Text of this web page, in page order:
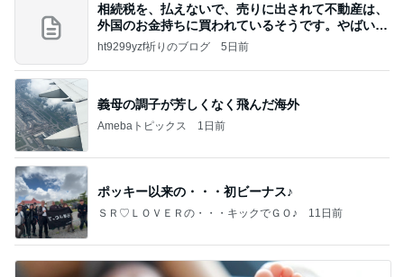
相続税を、払えないで、売りに出されて不動産は、
外国のお金持ちに買われているそうです。やばいで
すよ
ht9299yzf祈りのブログ 5日前
義母の調子が芳しくなく飛んだ海外
Amebaトピックス 1日前
ポッキー以来の・・・初ビーナス♪
ＳＲ♡ＬＯＶＥＲの・・・キックでＧＯ♪ 11日前